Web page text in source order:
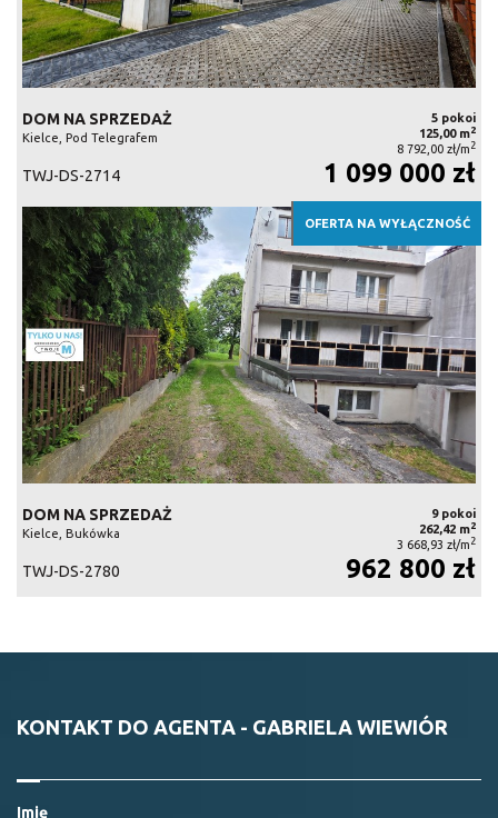
DOM NA SPRZEDAŻ
Kielce, Pod Telegrafem
5 pokoi
125,00 m2
8 792,00 zł/m 2
TWJ-DS-2714 1 099 000 zł
OFERTA NA WYŁĄCZNOŚĆ
DOM NA SPRZEDAŻ
Kielce, Bukówka
9 pokoi
262,42 m2
3 668,93 zł/m 2
TWJ-DS-2780 962 800 zł
KONTAKT DO AGENTA - GABRIELA WIEWIÓR
Imię